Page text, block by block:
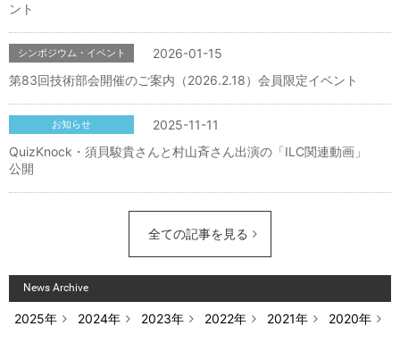
ント
2026-01-15
シンポジウム・イベント
第83回技術部会開催のご案内（2026.2.18）会員限定イベント
2025-11-11
お知らせ
QuizKnock・須貝駿貴さんと村山斉さん出演の「ILC関連動画」
公開
全ての記事を見る
News Archive
2025年 2024年 2023年 2022年 2021年 2020年